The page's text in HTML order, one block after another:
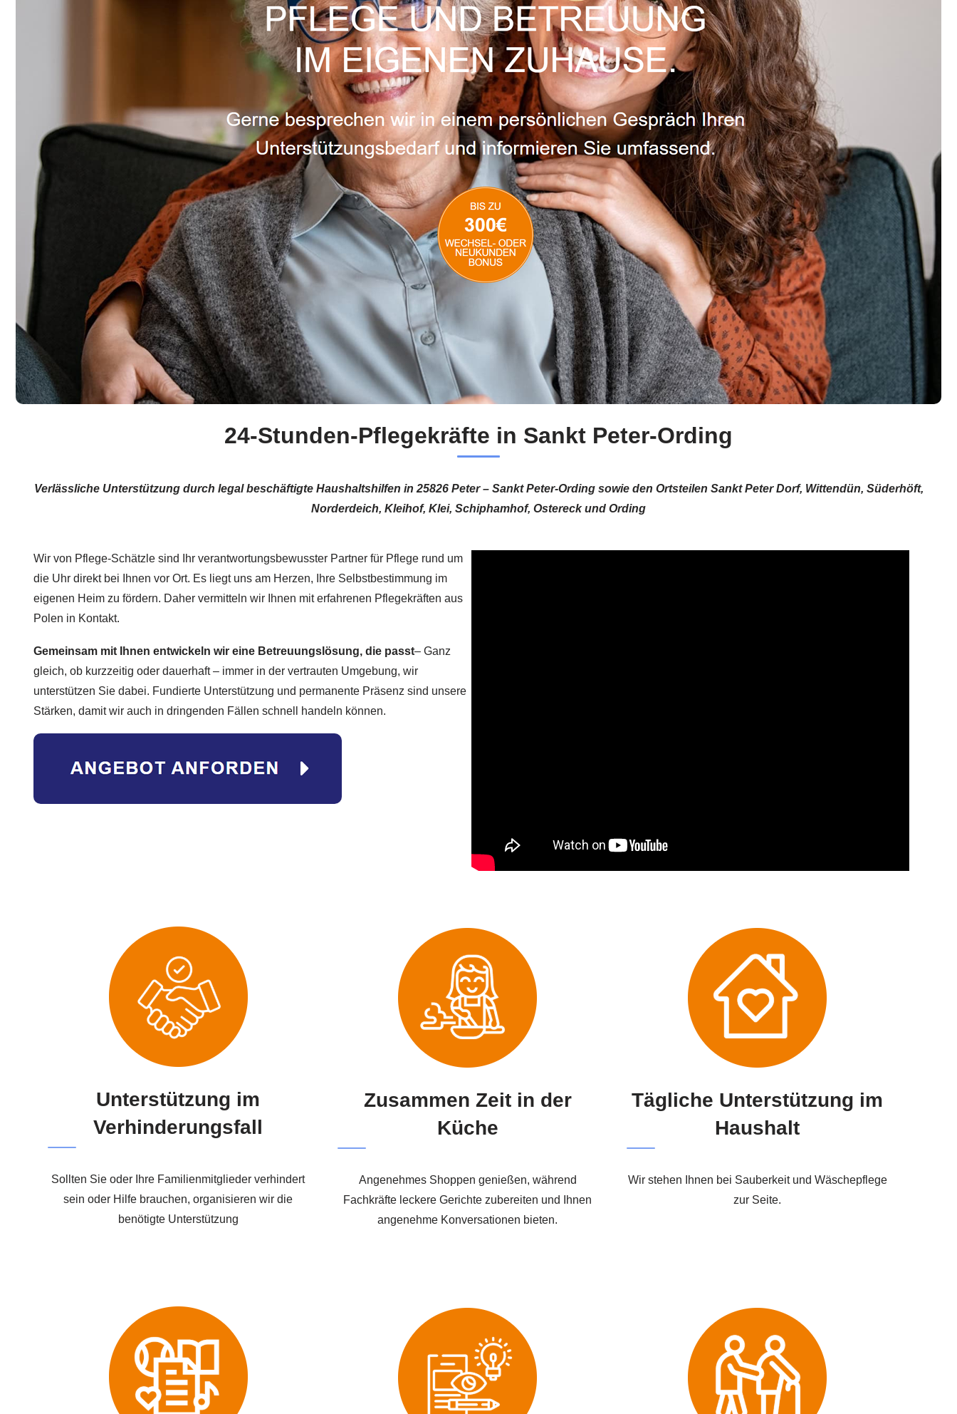
24-Stunden-Pflegekräfte in Sankt Peter-Ording
Verlässliche Unterstützung durch legal beschäftigte Haushaltshilfen in 25826 Peter – Sankt Peter-Ording sowie den Ortsteilen Sankt Peter Dorf, Wittendün, Süderhöft,
Norderdeich, Kleihof, Klei, Schiphamhof, Ostereck und Ording
Wir von Pflege-Schätzle sind Ihr verantwortungsbewusster Partner für Pflege rund um
die Uhr direkt bei Ihnen vor Ort. Es liegt uns am Herzen, Ihre Selbstbestimmung im
eigenen Heim zu fördern. Daher vermitteln wir Ihnen mit erfahrenen Pflegekräften aus
Polen in Kontakt.
Gemeinsam mit Ihnen entwickeln wir eine Betreuungslösung, die passt– Ganz
gleich, ob kurzzeitig oder dauerhaft – immer in der vertrauten Umgebung, wir
unterstützen Sie dabei. Fundierte Unterstützung und permanente Präsenz sind unsere
Stärken, damit wir auch in dringenden Fällen schnell handeln können.
Unterstützung im
Verhinderungsfall
Sollten Sie oder Ihre Familienmitglieder verhindert
sein oder Hilfe brauchen, organisieren wir die
benötigte Unterstützung
Zusammen Zeit in der
Küche
Angenehmes Shoppen genießen, während
Fachkräfte leckere Gerichte zubereiten und Ihnen
angenehme Konversationen bieten.
Tägliche Unterstützung im
Haushalt
Wir stehen Ihnen bei Sauberkeit und Wäschepflege
zur Seite.